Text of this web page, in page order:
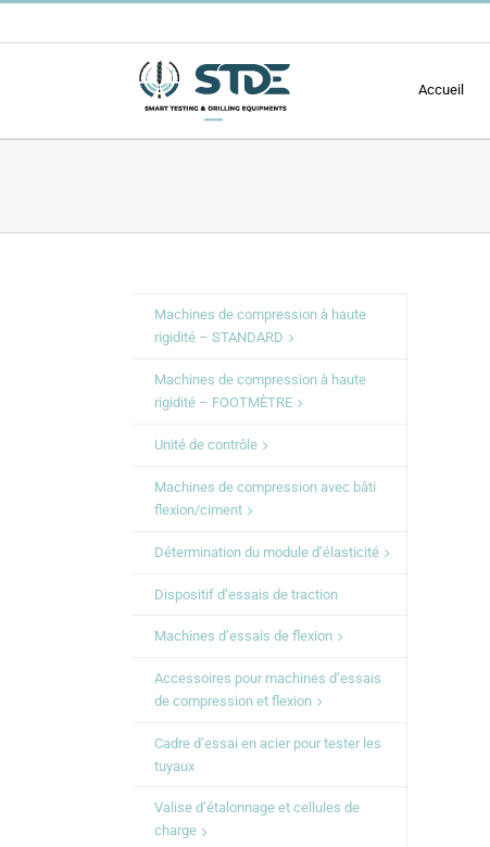
au
Accueil
Machines de compression à haute
rigidité – STANDARD
Machines de compression à haute
rigidité – FOOTMÈTRE
Unité de contrôle
Machines de compression avec bâti
flexion/ciment
Détermination du module d’élasticité
Dispositif d’essais de traction
Machines d’essais de flexion
Accessoires pour machines d’essais
de compression et flexion
Cadre d’essai en acier pour tester les
tuyaux
Valise d’étalonnage et cellules de
charge